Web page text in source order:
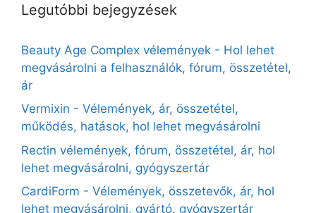
Legutóbbi bejegyzések
Beauty Age Сomplex vélemények - Hol lehet
megvásárolni a felhasználók, fórum, összetétel,
ár
Vermixin - Vélemények, ár, összetétel,
működés, hatások, hol lehet megvásárolni
Rectin vélemények, fórum, összetétel, ár, hol
lehet megvásárolni, gyógyszertár
CardiForm - Vélemények, összetevők, ár, hol
lehet megvásárolni, gyártó, gyógyszertár